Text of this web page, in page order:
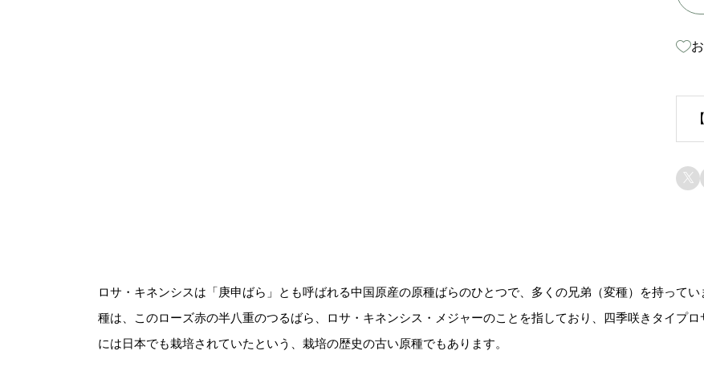

ロサ・キネンシスは「庚申ばら」とも呼ばれる中国原産の原種ばらのひとつで、多くの兄弟（変種）を持って
種は、このローズ赤の半八重のつるばら、ロサ・キネンシス・メジャーのことを指しており、四季咲きタイプ
には日本でも栽培されていたという、栽培の歴史の古い原種でもあります。